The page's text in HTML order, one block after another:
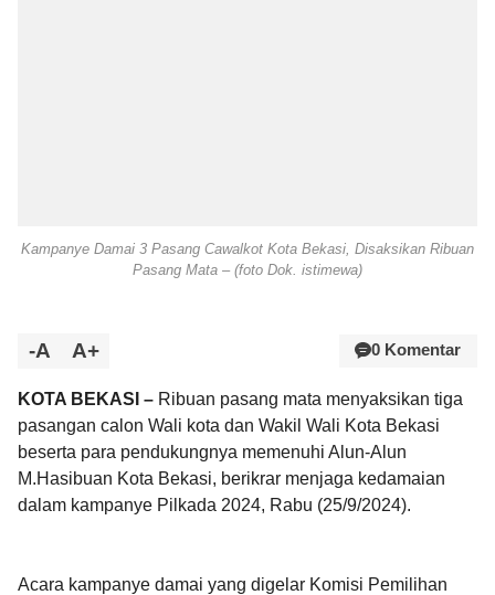
Kampanye Damai 3 Pasang Cawalkot Kota Bekasi, Disaksikan Ribuan
Pasang Mata – (foto Dok. istimewa)
-A A+ 0 Komentar
KOTA BEKASI – Ribuan pasang mata menyaksikan tiga
pasangan calon Wali kota dan Wakil Wali Kota Bekasi
beserta para pendukungnya memenuhi Alun-Alun
M.Hasibuan Kota Bekasi, berikrar menjaga kedamaian
dalam kampanye Pilkada 2024, Rabu (25/9/2024).
Acara kampanye damai yang digelar Komisi Pemilihan